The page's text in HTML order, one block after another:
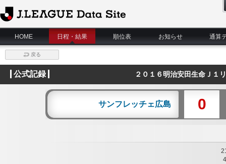
J.League Data Site
HOME
日程・結果 順位表 お知らせ 通算
戻る
公式記録 ２０１６明治安田生命Ｊ
サンフレッチェ広島 0
4